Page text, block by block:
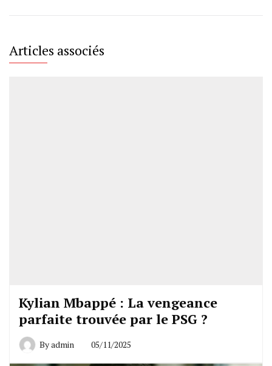
Articles associés
Kylian Mbappé : La vengeance
parfaite trouvée par le PSG ?
Byadmin 05/11/2025